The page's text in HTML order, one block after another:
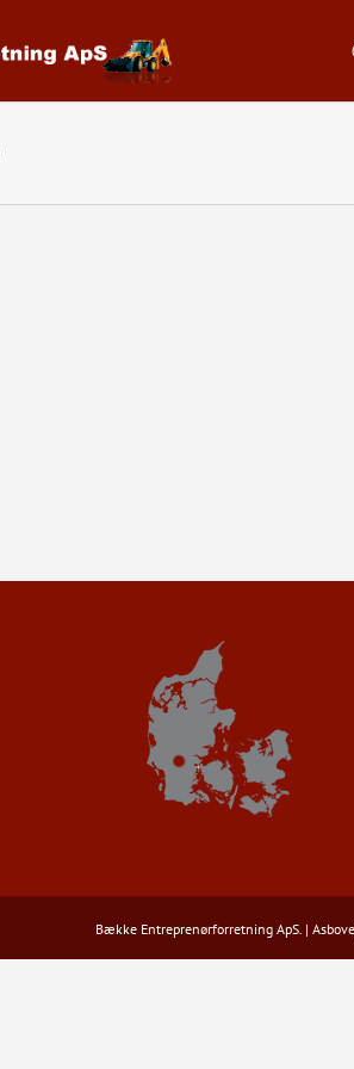
Bække Entreprenørforretning ApS. |